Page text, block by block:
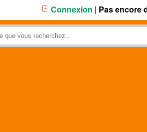
Connexion | Pas encore